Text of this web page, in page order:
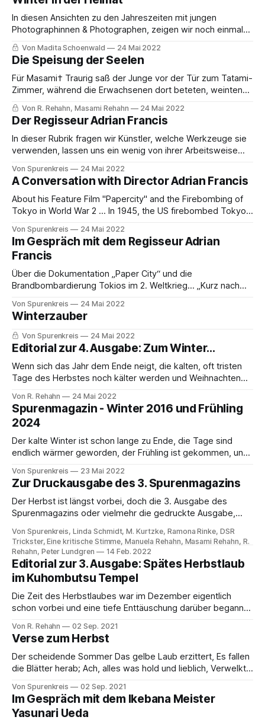
nicht. Ich bin der Wind über dem See, Kristallglitzer auf dem
Winterschnee. Ich bin am Tag das
In diesen Ansichten zu den Jahreszeiten mit jungen
Photographinnen & Photographen, zeigen wir noch einmal
Madita Schoenwalds detailreichen, wie wunderschönen
Blick in ihre winterliche Heimat. Dabei führt sie uns an der
Elbe entlang und in die stillen Wälder und Natur ihrer
Umgebung, zeigt uns sanft ihre kostbaren Augenblicke,
festgehalten auf
Von Madita Schoenwald 24 Mai 2022
Die Speisung der Seelen
Für Masami† Traurig saß der Junge vor der Tür zum Tatami-
Zimmer, während die Erwachsenen dort beteten, weinten
und in Gesprächen der Verblichenen erinnerten. Immer
wieder erhob einer sein Sake-Glas in Richtung Hausaltar,
jenem großen, schrankartigen Möbelstück, das einen
Hauptteil des Raumes einnahm. Dort standen Gedenktafeln
für die Seelen
Von R. Rehahn, Masami Rehahn 24 Mai 2022
Der Regisseur Adrian Francis
In dieser Rubrik fragen wir Künstler, welche Werkzeuge sie
verwenden, lassen uns ein wenig von ihrer Arbeitsweise
inspirieren. In dieser Ausgabe unseres "Künstler und
Werkstatt-Bereichs" erklärt der Regisseur von "Paper City",
einige seiner Arbeitsabläufe für den Film.
Von Spurenkreis 24 Mai 2022
A Conversation with Director Adrian Francis
About his Feature Film "Papercity" and the Firebombing of
Tokyo in World War 2 ... In 1945, the US firebombed Tokyo,
Now, in a society rapidly forgetting, three elderly survivors
fight to leave behind a public record of
Von Spurenkreis 24 Mai 2022
Im Gespräch mit dem Regisseur Adrian
Francis
Über die Dokumentation „Paper City“ und die
Brandbombardierung Tokios im 2. Weltkrieg... „Kurz nach
massiven Luftangriff auf Tokio und entfachten einen
Feuersturm auf dieses dichte Gebiet aus Holz- und
Papierhäusern. Bei Sonnenaufgang waren mehr als 100.000
Menschen tot und ein
Von Spurenkreis 24 Mai 2022
Winterzauber
Von Spurenkreis 24 Mai 2022
Editorial zur 4. Ausgabe: Zum Winter...
Wenn sich das Jahr dem Ende neigt, die kalten, oft tristen
Tage des Herbstes noch kälter werden und Weihnachten
zuzuwenden oder wendet er sich uns zu? Der erste Schnee
scheint wie eine Art Befreiungsruf zu sein, wenn die karge
Landschaft
Von R. Rehahn 24 Mai 2022
Spurenmagazin - Winter 2016 und Frühling
2024
Der kalte Winter ist schon lange zu Ende, die Tage sind
endlich wärmer geworden, der Frühling ist gekommen, und
in seiner 4. Ausgabe. Darin folgen wir den verschiedensten
Spuren... Natürlich auch der Ausgabe des Winters
entsprechend in Wort und Bild. Dazu
Von Spurenkreis 23 Mai 2022
Zur Druckausgabe des 3. Spurenmagazins
Der Herbst ist längst vorbei, doch die 3. Ausgabe des
Spurenmagazins oder vielmehr die gedruckte Ausgabe,
erschienen, lässt uns noch einmal an der bunten Jahreszeit
teilhaben. Und das auf vielfältige Weise: Im Editorial
schildert Autor R. Rehahn einen herbstlichen Augenblick im
Von Spurenkreis, Linda Schmidt, M. Kurtzke, Ramona Rinke, DSR
Trickster, Eine kritische Stimme, Manuela Rehahn, Masami Rehahn, R.
Rehahn, Peter Lundgren
14 Feb. 2022
Editorial zur 3. Ausgabe: Spätes Herbstlaub
im Kuhombutsu Tempel
Die Zeit des Herbstlaubes war im Dezember eigentlich
schon vorbei und eine tiefe Enttäuschung darüber begann
noch etwas davon auf einem Spaziergang Mitte Dezember
im buddhistischen „Jōshin-ji (Kuhombutsu)“ Tempel in Tokio
zu erleben, der zu jeder Jahreszeit ein Ort
Von R. Rehahn 02 Sep. 2021
Verse zum Herbst
Der scheidende Sommer Das gelbe Laub erzittert, Es fallen
die Blätter herab; Ach, alles was hold und lieblich, Verwelkt
schmerzlicher Sonnenschein; Das mögen die letzten Küsse
des scheidenden Sommers sein. Mir ist, als müßt ich
Von Spurenkreis 02 Sep. 2021
Im Gespräch mit dem Ikebana Meister
Yasunari Ueda